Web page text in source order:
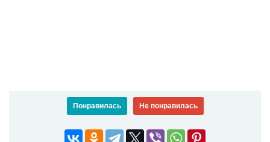
Понравилась Не понравилась